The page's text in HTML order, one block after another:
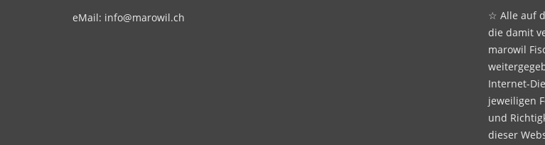
eMail: info@marowil.ch
☆ Alle auf
die damit
marowil
Internet-
jeweiligen
und
dieser